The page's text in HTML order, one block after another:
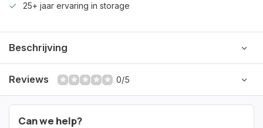
25+ jaar ervaring in storage
Beschrijving
Reviews 0/5
Can we help?